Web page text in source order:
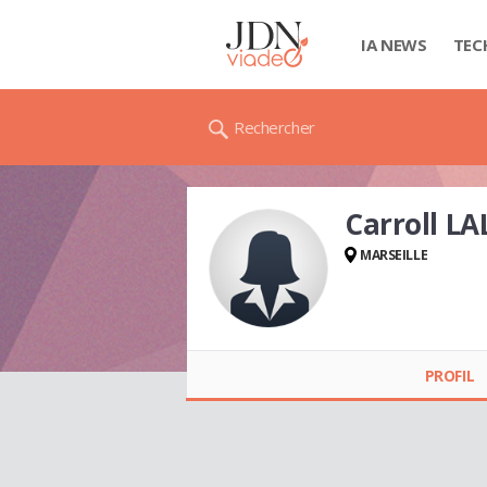
IA NEWS
Rechercher
Carroll
MARSEILLE
PROFIL